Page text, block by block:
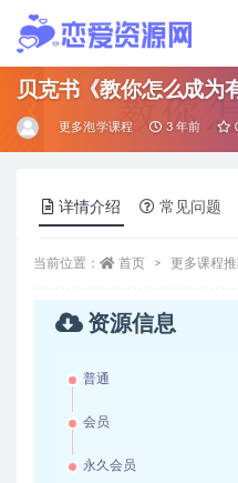
贝克书《教你怎么成为
更多泡学课程 3 年前
详情介绍 常见问题
当前位置： 首页 更多课程
资源信息
普通
会员
永久会员